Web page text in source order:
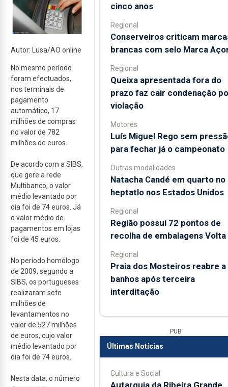
Autor: Lusa/AO online
No mesmo período
foram efectuados,
nos terminais de
pagamento
automático, 17
milhões de compras
no valor de 782
milhões de euros.
De acordo com a SIBS,
que gere a rede
Multibanco, o valor
médio levantado por
dia foi de 74 euros. Já
o valor médio de
pagamentos em lojas
foi de 45 euros.
No período homólogo
de 2009, segundo a
SIBS, os portugueses
realizaram sete
milhões de
levantamentos no
valor de 527 milhões
de euros, cujo valor
médio levantado por
dia foi de 74 euros.
Nesta data, o número
cinco anos
Regional
Conserveiros criticam
brancas com selo Marca
Regional
Queixa apresentada fora do
prazo faz cair condenação
violação
Motores
Luís Miguel Rego sem
para fechar já o campeonato
Outras modalidades
Natacha Candé em quarto no
heptatlo nos Estados Unidos
Regional
Região possui 72 pontos de
recolha de embalagens Volta
Regional
Praia dos Mosteiros reabre a
banhos após terceira
interditação
PUB
Últimas Notícias
Cultura e Social
Autarquia da Ribeira Grande